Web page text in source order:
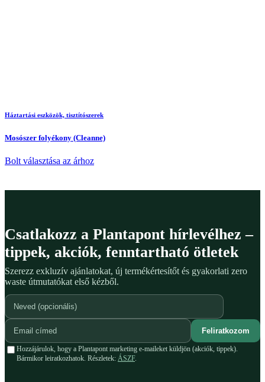
Háztartási eszközök, tisztítószerek
Mosószer folyékony (Cleanne)
Bolt választása az árhoz
Csatlakozz a Plantapont hírlevélhez –
tippek, akciók, fenntartható ötletek
Szerezz exkluzív ajánlatokat, új termékértesítőt és gyakorlati zero
waste útmutatókat első kézből.
Feliratkozom
Hozzájárulok, hogy a Plantapont marketing e-maileket küldjön (akciók, tippek).
Bármikor leiratkozhatok. Részletek: ÁSZF.